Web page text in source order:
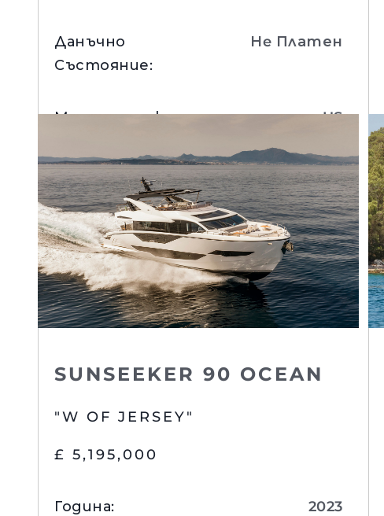
Данъчно
Състояние:
Нe Платен
Местоположение: US
Вижте Детайли
SUNSEEKER 90 OCEAN
"W OF JERSEY"
£ 5,195,000
Година: 2023
Контакти
Предпочитания За
Бисквитки